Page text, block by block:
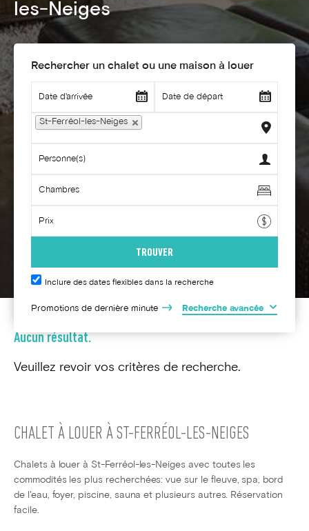
les-Neiges
Rechercher un chalet ou une maison à louer
St-Ferréol-les-Neiges
Inclure des dates flexibles dans la recherche
Promotions de dernière minute Recherche avancée
Aucun résultat.
Veuillez revoir vos critères de recherche.
CHALET À LOUER À ST-FERRÉOL-LES-NEIGES
Chalets à louer à St-Ferréol-les-Neiges avec toutes les
commodités les plus recherchées: vue sur le fleuve, spa, bord
de l'eau, foyer, piscine, sauna et plusieurs autres. Réservation
facile.